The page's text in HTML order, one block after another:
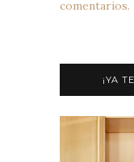
comentarios.
¡YA